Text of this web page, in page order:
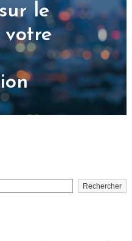
le
votre
Rechercher